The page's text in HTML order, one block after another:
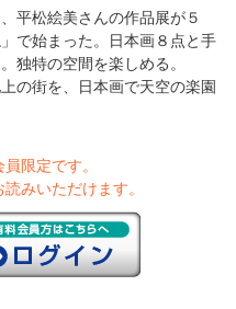
平松絵美さんの作品展が５
で始まった。日本画８点と手
独特の空間を楽しめる。
の街を、日本画で天空の楽園
限定です。
みいただけます。